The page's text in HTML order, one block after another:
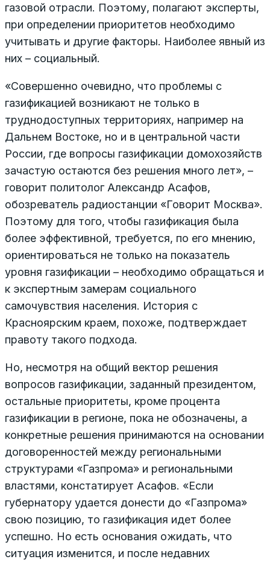
газовой отрасли. Поэтому, полагают эксперты,
при определении приоритетов необходимо
учитывать и другие факторы. Наиболее явный из
них – социальный.
«Совершенно очевидно, что проблемы с
газификацией возникают не только в
труднодоступных территориях, например на
Дальнем Востоке, но и в центральной части
России, где вопросы газификации домохозяйств
зачастую остаются без решения много лет», –
говорит политолог Александр Асафов,
обозреватель радиостанции «Говорит Москва».
Поэтому для того, чтобы газификация была
более эффективной, требуется, по его мнению,
ориентироваться не только на показатель
уровня газификации – необходимо обращаться и
к экспертным замерам социального
самочувствия населения. История с
Красноярским краем, похоже, подтверждает
правоту такого подхода.
Но, несмотря на общий вектор решения
вопросов газификации, заданный президентом,
остальные приоритеты, кроме процента
газификации в регионе, пока не обозначены, а
конкретные решения принимаются на основании
договоренностей между региональными
структурами «Газпрома» и региональными
властями, констатирует Асафов. «Если
губернатору удается донести до «Газпрома»
свою позицию, то газификация идет более
успешно. Но есть основания ожидать, что
ситуация изменится, и после недавних